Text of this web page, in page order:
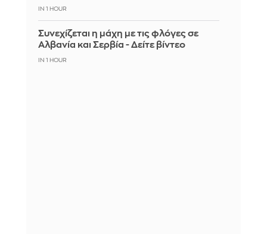
IN 1 HOUR
Συνεχίζεται η μάχη με τις φλόγες σε
Αλβανία και Σερβία - Δείτε βίντεο
IN 1 HOUR